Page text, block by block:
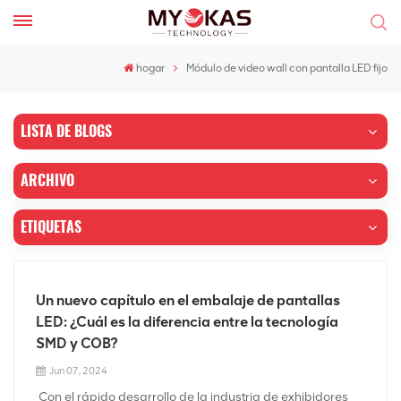
hogar Módulo de video wall con pantalla LED fijo
LISTA DE BLOGS
ARCHIVO
ETIQUETAS
Un nuevo capítulo en el embalaje de pantallas
LED: ¿Cuál es la diferencia entre la tecnología
SMD y COB?
Jun 07, 2024
Con el rápido desarrollo de la industria de exhibidores